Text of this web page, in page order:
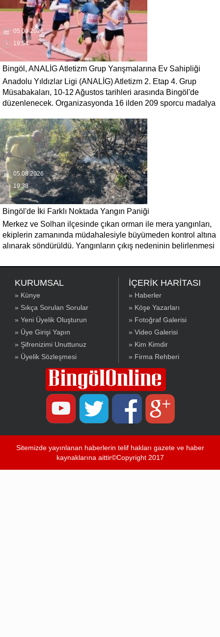
05.08.2026
19:54
Bingöl, ANALİG Atletizm Grup Yarışmalarına Ev Sahipliği
Yapacak
Anadolu Yıldızlar Ligi (ANALİG) Atletizm 2. Etap 4. Grup
Müsabakaları, 10-12 Ağustos tarihleri arasında Bingöl'de
düzenlenecek. Organizasyonda 16 ilden 209 sporcu madalya
05.08.2026
19:38
Bingöl'de İki Farklı Noktada Yangın Paniği
Merkez ve Solhan ilçesinde çıkan orman ile mera yangınları,
ekiplerin zamanında müdahalesiyle büyümeden kontrol altına
alınarak söndürüldü. Yangınların çıkış nedeninin belirlenmesi
KURUMSAL
» Künye
» Sıkça Sorulan Sorular
» Yeni Üyelik Oluşturun
» Üye Girişi Yapın
» Şifrenizimi Unuttunuz
» Üyelik Sözleşmesi
İÇERİK HARİTASI
» Haberler
» Köşe Yazarları
» Fotoğraf Galerisi
» Video Galerisi
» Kim Kimdir
» Firma Rehberi
Sitemizde yayınlanan haberlerin telif hakları gazete ve haber
kaynaklarına aittir©Copyright 2017